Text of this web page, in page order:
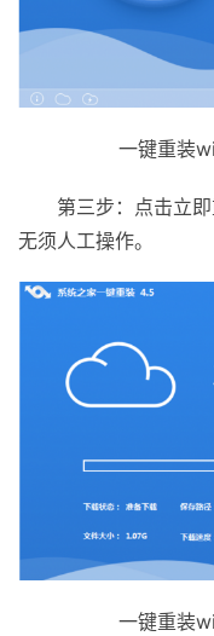
一键重装
第三步：点击立即
无须人工操作。
一键重装